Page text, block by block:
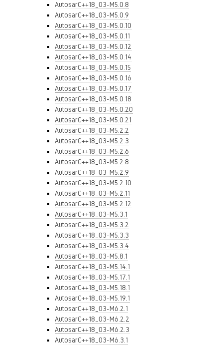
AutosarC++18_03-M5.0.8
AutosarC++18_03-M5.0.9
AutosarC++18_03-M5.0.10
AutosarC++18_03-M5.0.11
AutosarC++18_03-M5.0.12
AutosarC++18_03-M5.0.14
AutosarC++18_03-M5.0.15
AutosarC++18_03-M5.0.16
AutosarC++18_03-M5.0.17
AutosarC++18_03-M5.0.18
AutosarC++18_03-M5.0.20
AutosarC++18_03-M5.0.21
AutosarC++18_03-M5.2.2
AutosarC++18_03-M5.2.3
AutosarC++18_03-M5.2.6
AutosarC++18_03-M5.2.8
AutosarC++18_03-M5.2.9
AutosarC++18_03-M5.2.10
AutosarC++18_03-M5.2.11
AutosarC++18_03-M5.2.12
AutosarC++18_03-M5.3.1
AutosarC++18_03-M5.3.2
AutosarC++18_03-M5.3.3
AutosarC++18_03-M5.3.4
AutosarC++18_03-M5.8.1
AutosarC++18_03-M5.14.1
AutosarC++18_03-M5.17.1
AutosarC++18_03-M5.18.1
AutosarC++18_03-M5.19.1
AutosarC++18_03-M6.2.1
AutosarC++18_03-M6.2.2
AutosarC++18_03-M6.2.3
AutosarC++18_03-M6.3.1